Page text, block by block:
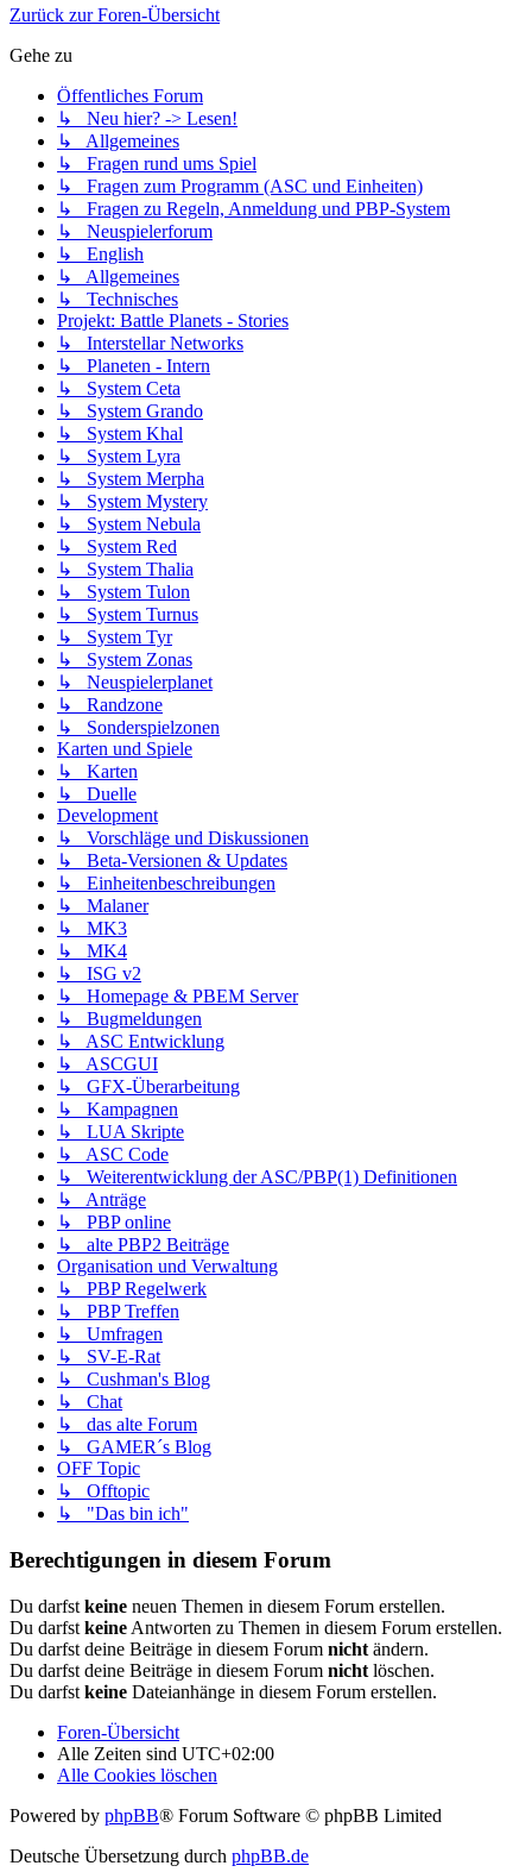
Zurück zur Foren-Übersicht
Gehe zu
Öffentliches Forum
↳ Neu hier? -> Lesen!
↳ Allgemeines
↳ Fragen rund ums Spiel
↳ Fragen zum Programm (ASC und Einheiten)
↳ Fragen zu Regeln, Anmeldung und PBP-System
↳ Neuspielerforum
↳ English
↳ Allgemeines
↳ Technisches
Projekt: Battle Planets - Stories
↳ Interstellar Networks
↳ Planeten - Intern
↳ System Ceta
↳ System Grando
↳ System Khal
↳ System Lyra
↳ System Merpha
↳ System Mystery
↳ System Nebula
↳ System Red
↳ System Thalia
↳ System Tulon
↳ System Turnus
↳ System Tyr
↳ System Zonas
↳ Neuspielerplanet
↳ Randzone
↳ Sonderspielzonen
Karten und Spiele
↳ Karten
↳ Duelle
Development
↳ Vorschläge und Diskussionen
↳ Beta-Versionen & Updates
↳ Einheitenbeschreibungen
↳ Malaner
↳ MK3
↳ MK4
↳ ISG v2
↳ Homepage & PBEM Server
↳ Bugmeldungen
↳ ASC Entwicklung
↳ ASCGUI
↳ GFX-Überarbeitung
↳ Kampagnen
↳ LUA Skripte
↳ ASC Code
↳ Weiterentwicklung der ASC/PBP(1) Definitionen
↳ Anträge
↳ PBP online
↳ alte PBP2 Beiträge
Organisation und Verwaltung
↳ PBP Regelwerk
↳ PBP Treffen
↳ Umfragen
↳ SV-E-Rat
↳ Cushman's Blog
↳ Chat
↳ das alte Forum
↳ GAMER´s Blog
OFF Topic
↳ Offtopic
↳ "Das bin ich"
Berechtigungen in diesem Forum
Du darfst keine neuen Themen in diesem Forum erstellen.
Du darfst keine Antworten zu Themen in diesem Forum erstellen.
Du darfst deine Beiträge in diesem Forum nicht ändern.
Du darfst deine Beiträge in diesem Forum nicht löschen.
Du darfst keine Dateianhänge in diesem Forum erstellen.
Foren-Übersicht
Alle Zeiten sind UTC+02:00
Alle Cookies löschen
Powered by phpBB® Forum Software © phpBB Limited
Deutsche Übersetzung durch phpBB.de